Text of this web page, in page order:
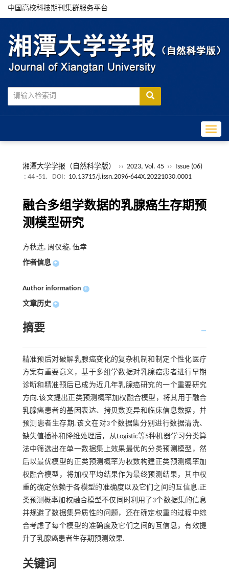
中国高校科技期刊集群服务平台
湘潭大学学报（自然科学版） ›› 2023, Vol. 45 ›› Issue (06)
: 44 -51.
DOI: 10.13715/j.issn.2096-644X.20221030.0001
融合多组学数据的乳腺癌生存期预
测模型研究
方秋莲, 周仪璇, 伍幸
作者信息 +
Author information +
文章历史 +
摘要
精准预后对破解乳腺癌变化的复杂机制和制定个性化医疗
方案有重要意义，基于多组学数据对乳腺癌患者进行早期
诊断和精准预后已成为近几年乳腺癌研究的一个重要研究
方向.该文提出正类预测概率加权融合模型，将其用于融合
乳腺癌患者的基因表达、拷贝数变异和临床信息数据，并
预测患者生存期.该文在对3个数据集分别进行数据清洗、
缺失值插补和降维处理后，从Logistic等5种机器学习分类算
法中筛选出在单一数据集上效果最优的分类预测模型，然
后以最优模型的正类预测概率为权数构建正类预测概率加
权融合模型，将加权平均结果作为最终预测结果，其中权
重的确定依赖于各模型的准确度以及它们之间的互信息.正
类预测概率加权融合模型不仅同时利用了3个数据集的信息
并规避了数据集异质性的问题，还在确定权重的过程中综
合考虑了每个模型的准确度及它们之间的互信息，有效提
升了乳腺癌患者生存期预测效果.
关键词